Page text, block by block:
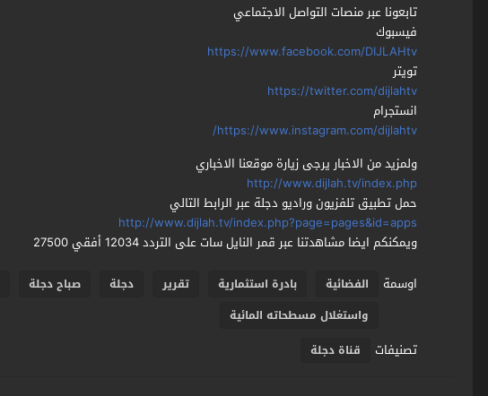
تابعونا عبر منصات التواصل الاجتماعي
فيسبوك
https://www.facebook.com/DIJLAHtv
تويتر
https://twitter.com/dijlahtv
انستجرام
https://www.instagram.com/dijlahtv/
ولمزيد من الاخبار يرجى زيارة موقعنا الاخباري
http://www.dijlah.tv/index.php
حمل تطبيق تلفزيون وراديو دجلة عبر الرابط التالي
http://www.dijlah.tv/index.php?page=pages&id=apps
ويمكنكم ايضا مشاهدتنا عبر قمر النايل سات على التردد 12034 أفقي 27500
اوسمة
الفضائية بادرة استثمارية تقرير دجلة صباح دجلة
واستغلال مسطحاته المائية
تصنيفات قناة دجلة